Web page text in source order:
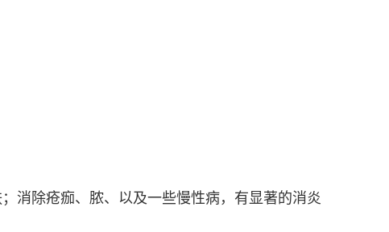
消除疮痂、脓、以及一些慢性病，有显著的消炎